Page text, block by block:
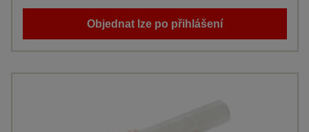
Objednat lze po přihlášení